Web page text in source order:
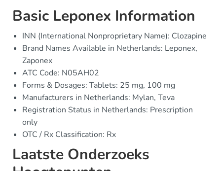
Basic Leponex Information
INN (International Nonproprietary Name): Clozapine
Brand Names Available in Netherlands: Leponex,
Zaponex
ATC Code: N05AH02
Forms & Dosages: Tablets: 25 mg, 100 mg
Manufacturers in Netherlands: Mylan, Teva
Registration Status in Netherlands: Prescription
only
OTC / Rx Classification: Rx
Laatste Onderzoeks